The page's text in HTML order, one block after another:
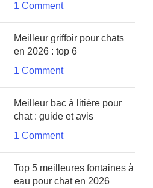
1 Comment
Meilleur griffoir pour chats
en 2026 : top 6
1 Comment
Meilleur bac à litière pour
chat : guide et avis
1 Comment
Top 5 meilleures fontaines à
eau pour chat en 2026